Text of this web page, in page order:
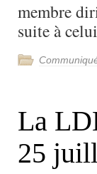
membre
suite à
La
25